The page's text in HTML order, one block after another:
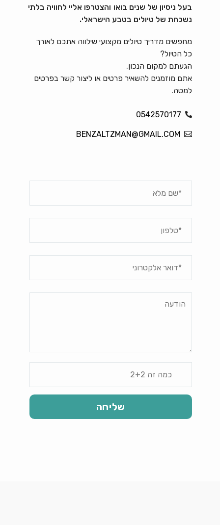
בעל ניסיון של שנים בואו והצטרפו אליי לחוויה בלתי
נשכחת של טיולים בטבע הישראלי.
מחפשים מדריך טיולים מקצועי שילווה אתכם לאורך
כל הטיול?
הגעתם למקום הנכון.
אתם מוזמנים להשאיר פרטים או ליצור קשר בפרטים
למטה.
0542570177
BENZALTZMAN@GMAIL.COM